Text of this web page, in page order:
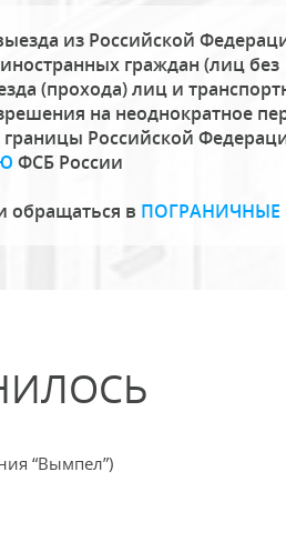
из Российской
граждан (лиц без
(прохода) лиц и
на неоднократное
Российской
ФСБ России
обращаться в ПОГРАНИЧНЫЕ
“Вымпел”)